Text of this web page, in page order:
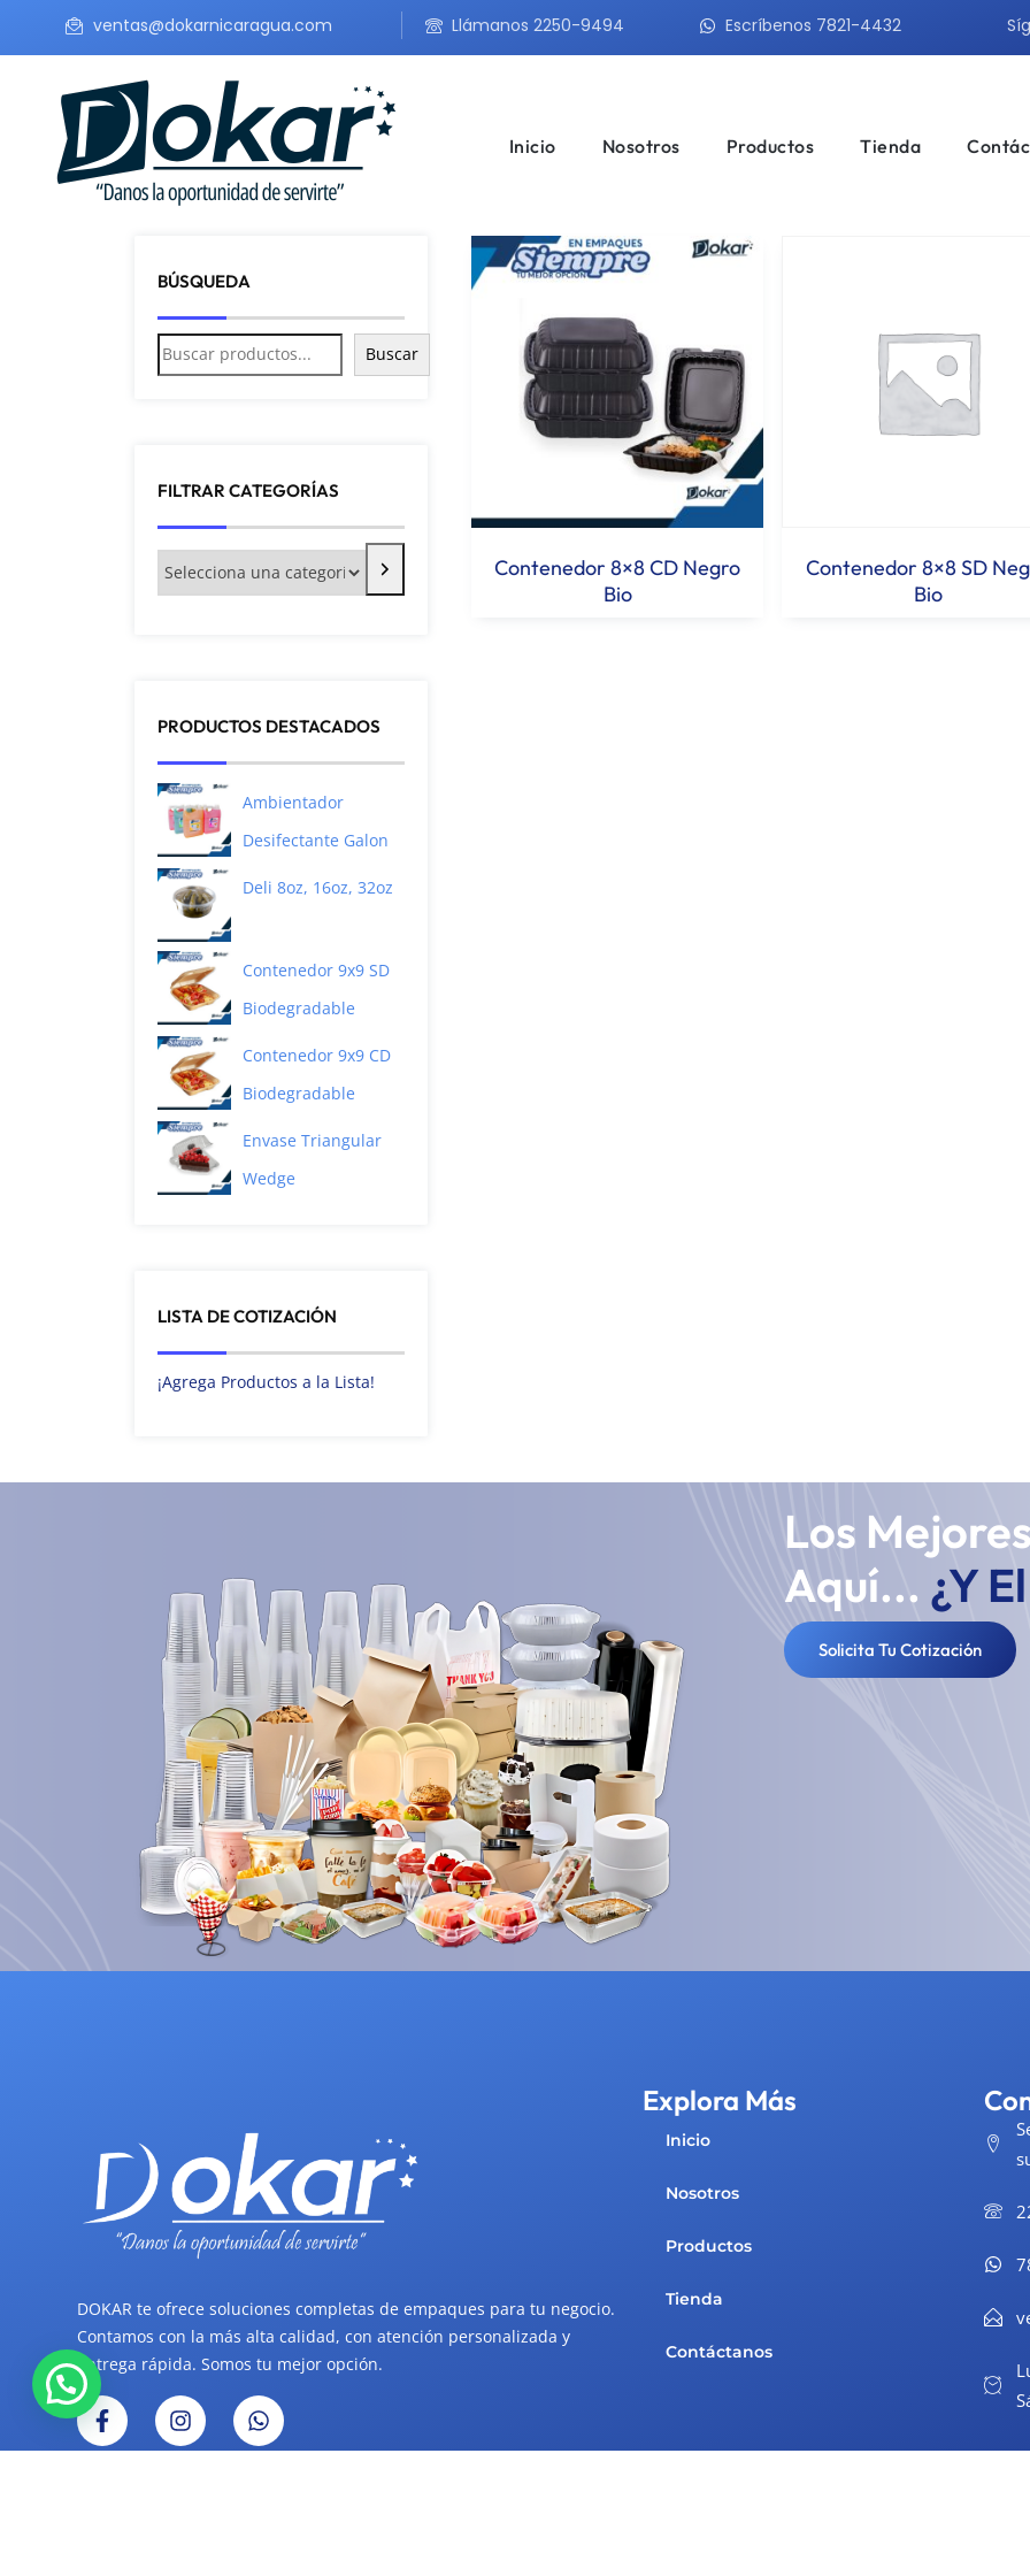
ventas@dokarnicaragua.com Llámanos 2250-9494 Escríbenos 7821-4432
Inicio Nosotros Productos Tienda
BÚSQUEDA
Buscar
FILTRAR CATEGORÍAS
PRODUCTOS DESTACADOS
Ambientador
Desifectante Galon
Deli 8oz, 16oz, 32oz
Contenedor 9x9 SD
Biodegradable
Contenedor 9x9 CD
Biodegradable
Envase Triangular
Wedge
LISTA DE COTIZACIÓN
¡Agrega Productos a la Lista!
Contenedor 8×8 CD Negro
Bio
Contenedor 8×8 SD
Bio
Los
Aquí... ¿Y
Solicita Tu Cotización
DOKAR te ofrece soluciones completas de empaques para tu negocio.
Contamos con la más alta calidad, con atención personalizada y
entrega rápida. Somos tu mejor opción.
Explora Más
Inicio
Nosotros
Productos
Tienda
Contáctanos